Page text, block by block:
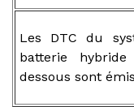
Les DTC du
batterie
dessous sont